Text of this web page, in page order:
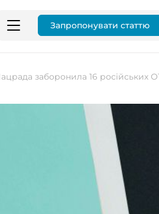
Запропонувати статтю